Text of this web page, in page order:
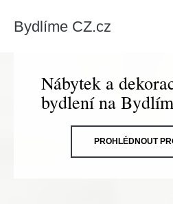
Bydlíme CZ.cz
Nábytek a
bydlení na
PROHLÉDNOUT